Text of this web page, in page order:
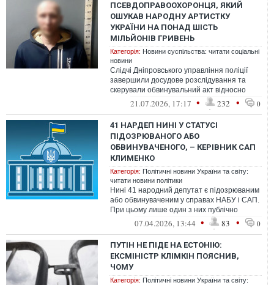
ПСЕВДОПРАВООХОРОНЦЯ, ЯКИЙ
ОШУКАВ НАРОДНУ АРТИСТКУ
УКРАЇНИ НА ПОНАД ШІСТЬ
МІЛЬЙОНІВ ГРИВЕНЬ
Категорія: Новини суспільства: читати соціальні
новини
Слідчі Дніпровського управління поліції
завершили досудове розслідування та
скерували обвинувальний акт відносно
зловмисника до суду. За скоєне йому з...
21.07.2026, 17:17 • 232 • 0
41 НАРДЕП НИНІ У СТАТУСІ
ПІДОЗРЮВАНОГО АБО
ОБВИНУВАЧЕНОГО, – КЕРІВНИК САП
КЛИМЕНКО
Категорія: Політичні новини України та світу:
читати новини політики
Нині 41 народний депутат є підозрюваним
або обвинуваченим у справах НАБУ і САП.
При цьому лише один з них публічно
скаржився на те, що це заважає робо...
07.04.2026, 13:44 • 83 • 0
ПУТІН НЕ ПІДЕ НА ЕСТОНІЮ:
ЕКСМІНІСТР КЛІМКІН ПОЯСНИВ,
ЧОМУ
Категорія: Політичні новини України та світу: